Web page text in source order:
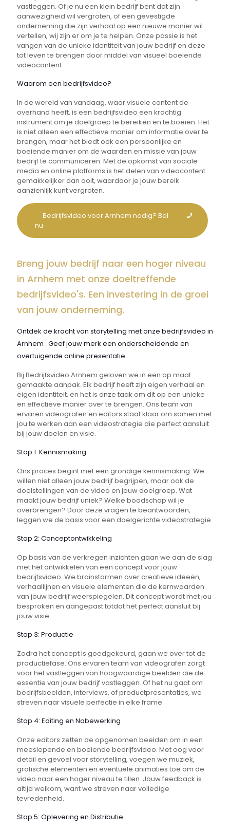
vastleggen. Of je nu een klein bedrijf bent dat zijn
aanwezigheid wil vergroten, of een gevestigde
onderneming die zijn verhaal op een nieuwe manier wil
vertellen, wij zijn er om je te helpen. Onze passie is het
vangen van de unieke identiteit van jouw bedrijf en deze
tot leven te brengen door middel van visueel boeiende
videocontent.
Waarom een bedrijfsvideo?
In de wereld van vandaag, waar visuele content de
overhand heeft, is een bedrijfsvideo een krachtig
instrument om je doelgroep te bereiken en te boeien. Het
is niet alleen een effectieve manier om informatie over te
brengen, maar het biedt ook een persoonlijke en
boeiende manier om de waarden en missie van jouw
bedrijf te communiceren. Met de opkomst van sociale
media en online platforms is het delen van videocontent
gemakkelijker dan ooit, waardoor je jouw bereik
aanzienlijk kunt vergroten.
Bedrijfsvideo voor Arnhem nodig? Bel
nu
Breng jouw bedrijf naar een hoger niveau
in Arnhem met onze doeltreffende
bedrijfsvideo's. Een investering in de groei
van jouw onderneming.
Ontdek de kracht van storytelling met onze bedrijfsvideo in
Arnhem . Geef jouw merk een onderscheidende en
overtuigende online presentatie.
Bij Bedrijfsvideo Arnhem geloven we in een op maat
gemaakte aanpak. Elk bedrijf heeft zijn eigen verhaal en
eigen identiteit, en het is onze taak om dit op een unieke
en effectieve manier over te brengen. Ons team van
ervaren videografen en editors staat klaar om samen met
jou te werken aan een videostrategie die perfect aansluit
bij jouw doelen en visie.
Stap 1: Kennismaking
Ons proces begint met een grondige kennismaking. We
willen niet alleen jouw bedrijf begrijpen, maar ook de
doelstellingen van de video en jouw doelgroep. Wat
maakt jouw bedrijf uniek? Welke boodschap wil je
overbrengen? Door deze vragen te beantwoorden,
leggen we de basis voor een doelgerichte videostrategie.
Stap 2: Conceptontwikkeling
Op basis van de verkregen inzichten gaan we aan de slag
met het ontwikkelen van een concept voor jouw
bedrijfsvideo. We brainstormen over creatieve ideeën,
verhaallijnen en visuele elementen die de kernwaarden
van jouw bedrijf weerspiegelen. Dit concept wordt met jou
besproken en aangepast totdat het perfect aansluit bij
jouw visie.
Stap 3: Productie
Zodra het concept is goedgekeurd, gaan we over tot de
productiefase. Ons ervaren team van videografen zorgt
voor het vastleggen van hoogwaardige beelden die de
essentie van jouw bedrijf vastleggen. Of het nu gaat om
bedrijfsbeelden, interviews, of productpresentaties, we
streven naar visuele perfectie in elke frame.
Stap 4: Editing en Nabewerking
Onze editors zetten de opgenomen beelden om in een
meeslepende en boeiende bedrijfsvideo. Met oog voor
detail en gevoel voor storytelling, voegen we muziek,
grafische elementen en eventuele animaties toe om de
video naar een hoger niveau te tillen. Jouw feedback is
altijd welkom, want we streven naar volledige
tevredenheid.
Stap 5: Oplevering en Distributie